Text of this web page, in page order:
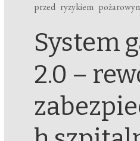
przed ryzykiem
System
2.0 –